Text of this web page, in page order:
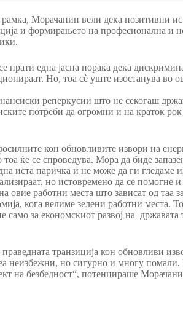
Морачанин вели дека позитивни
и формирањето на професионална и
една јасна порака дека
Но, тоа сѐ уште изостанува во
реперкусии што не секогаш
потреби да огромни и на краток
кон обновливите извори на
ќе се спроведува. Мора да биде
иста паричка и не може да ги гледаме
но истовремено да се помогне и
работни места што зависат од таа
кога велиме зелени работни места.
само за економскиот развој на државата
транзиција кон обновливи
неизбежни, но сигурно и многу
на безбедност“, потенцираше